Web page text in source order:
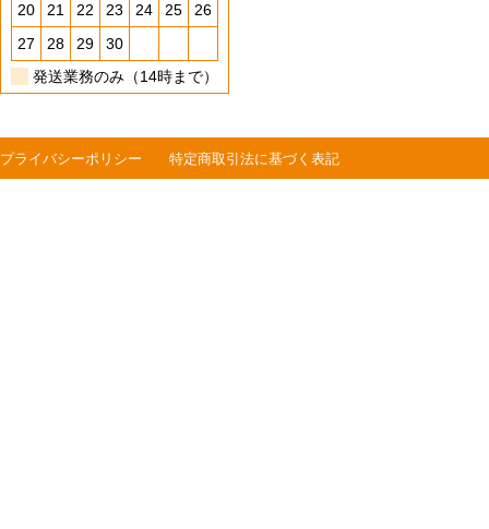
20
21 22 23 24 25
26
27
28 29
30
発送業務のみ（14時まで）
プライバシーポリシー 特定商取引法に基づく表記